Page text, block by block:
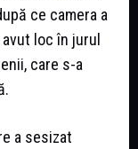
ce camera a
loc în jurul
care s-a
a sesizat